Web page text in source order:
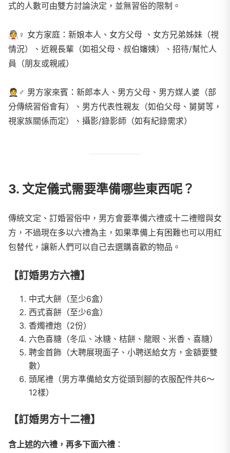
式的人數可由雙方討論決定，並無習俗的限制。
👰♀️ 女方家庭：新娘本人、女方父母 、女方兄弟姊妹（視
情況）、近親長輩（如祖父母、叔伯嬸姨）、招待/幫忙人
員（朋友或親戚）
🤵♂️ 男方家來賓：新郎本人、男方父母、男方媒人婆（部
分傳統習俗會有）、男方代表性親友（如伯父母、舅舅等，
視家族關係而定）、攝影/錄影師（如有紀錄需求）
3. 文定儀式需要準備哪些東西呢？
傳統文定、訂婚習俗中，男方會要準備六禮或十二禮贈與女
方，不過現在多以六禮為主，如果準備上有困難也可以用紅
包替代，讓新人們可以自己去選購喜歡的物品。
【訂婚男方六禮】
中式大餅（至少6盒）
西式喜餅（至少6盒）
香燭禮炮（2份）
六色喜糖（冬瓜、冰糖、桔餅、龍眼、米香、喜糖）
聘金首飾（大聘展現面子、小聘送給女方，金額要雙
數）
頭尾禮（男方準備給女方從頭到腳的衣服配件共6～
12樣）
【訂婚男方十二禮】
含上述的六禮，再多下面六禮 ：